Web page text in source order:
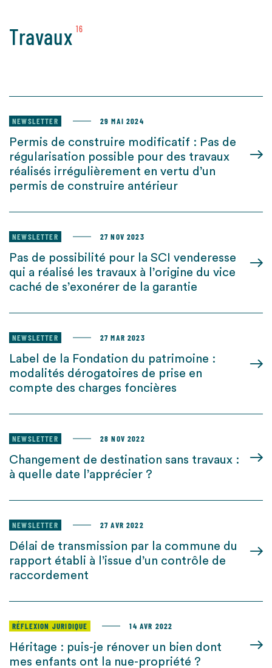
Travaux 16
NEWSLETTER 29 MAI 2024
Permis de construire modificatif : Pas de
régularisation possible pour des travaux
réalisés irrégulièrement en vertu d’un
permis de construire antérieur
NEWSLETTER 27 NOV 2023
Pas de possibilité pour la SCI venderesse
qui a réalisé les travaux à l’origine du vice
caché de s’exonérer de la garantie
NEWSLETTER 27 MAR 2023
Label de la Fondation du patrimoine :
modalités dérogatoires de prise en
compte des charges foncières
NEWSLETTER 28 NOV 2022
Changement de destination sans travaux :
à quelle date l’apprécier ?
NEWSLETTER 27 AVR 2022
Délai de transmission par la commune du
rapport établi à l’issue d’un contrôle de
raccordement
RÉFLEXION JURIDIQUE 14 AVR 2022
Héritage : puis-je rénover un bien dont
mes enfants ont la nue-propriété ?